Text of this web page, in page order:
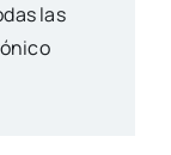
las